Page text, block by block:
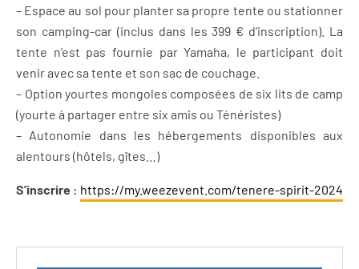
– Espace au sol pour planter sa propre tente ou stationner
son camping-car (inclus dans les 399 € d’inscription). La
tente n’est pas fournie par Yamaha, le participant doit
venir avec sa tente et son sac de couchage.
– Option yourtes mongoles composées de six lits de camp
(yourte à partager entre six amis ou Ténéristes)
– Autonomie dans les hébergements disponibles aux
alentours (hôtels, gîtes…)
S’inscrire : https://my.weezevent.com/tenere-spirit-2024